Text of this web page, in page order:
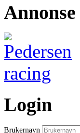
Annonse
Login
Brukernavn